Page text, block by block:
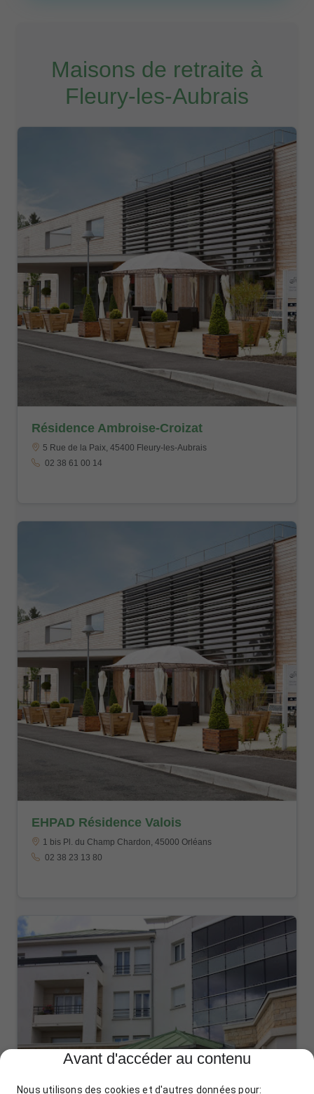
Maisons de retraite à
Fleury-les-Aubrais
Résidence Ambroise-Croizat
5 Rue de la Paix, 45400 Fleury-les-Aubrais
02 38 61 00 14
EHPAD Résidence Valois
1 bis Pl. du Champ Chardon, 45000 Orléans
02 38 23 13 80
Avant d'accéder au contenu
Nous utilisons des cookies et d'autres données pour: